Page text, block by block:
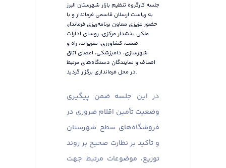
جلسه کارگروه تنظیم بازار شهرستان البرز
به ریاست ارسلان قاسمی فرماندار و با
حضور عزیزی معاون برنامه‌ریزی فرماندار،
ملکی بخشدار مرکزی، روسای ادارات
صمت، کشاورزی، تعزیرات، راه و
شهرسازی، دامپزشکی، اعضای اتاق
اصناف و نمایندگان دستگاه‌های مرتبط
در محل فرمانداری برگزار گردید.
در این جلسه ضمن پیگیری
وضعیت تأمین اقلام ضروری در
فروشگاه‌های سطح شهرستان
و تأکید بر نظارت صحیح بر روند
توزیع، موضوعات مرتبط جهت